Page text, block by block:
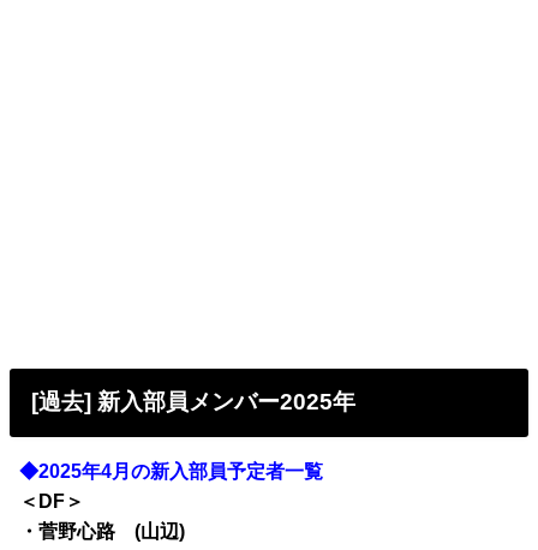
[過去] 新入部員メンバー2025年
◆2025年4月の新入部員予定者一覧
＜DF＞
・菅野心路 (山辺)